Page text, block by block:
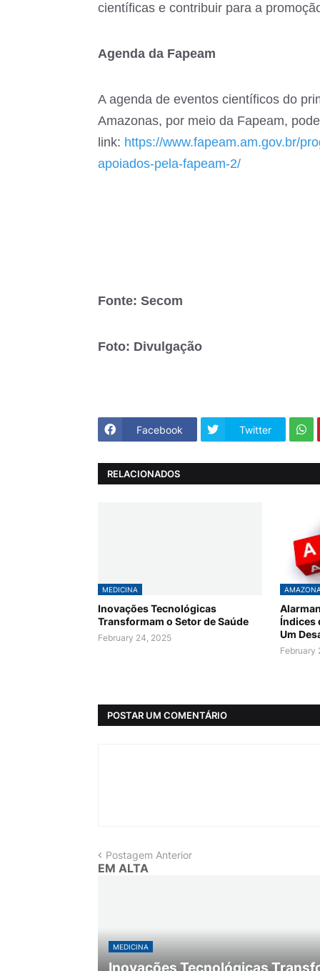
científicas e contribuir para a
Agenda da Fapeam
A agenda de eventos científicos do
Amazonas, por meio da Fapeam,
link: https://www.fapeam.am.gov.br/
apoiados-pela-fapeam-2/
Fonte: Secom
Foto: Divulgação
Facebook Twitter
RELACIONADOS
MEDICINA
Inovações Tecnológicas
Transformam o Setor de Saúde
February 24, 2025
Índices
Um
February
POSTAR UM COMENTÁRIO
Postagem Anterior
EM ALTA
MEDICINA